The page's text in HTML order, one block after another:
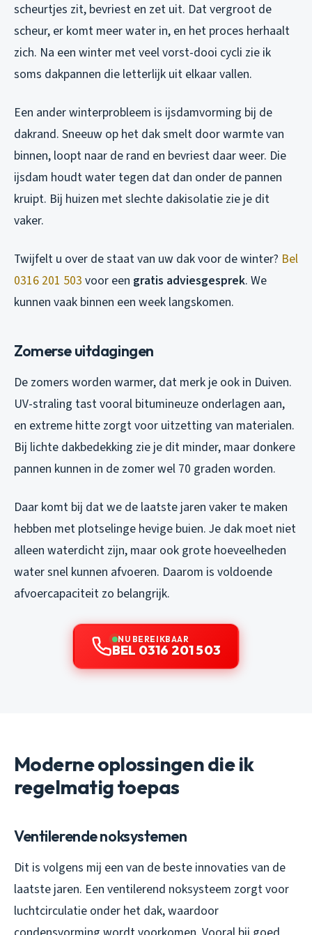
scheurtjes zit, bevriest en zet uit. Dat vergroot de
scheur, er komt meer water in, en het proces herhaalt
zich. Na een winter met veel vorst-dooi cycli zie ik
soms dakpannen die letterlijk uit elkaar vallen.
Een ander winterprobleem is ijsdamvorming bij de
dakrand. Sneeuw op het dak smelt door warmte van
binnen, loopt naar de rand en bevriest daar weer. Die
ijsdam houdt water tegen dat dan onder de pannen
kruipt. Bij huizen met slechte dakisolatie zie je dit
vaker.
Twijfelt u over de staat van uw dak voor de winter? Bel
0316 201 503 voor een gratis adviesgesprek. We
kunnen vaak binnen een week langskomen.
Zomerse uitdagingen
De zomers worden warmer, dat merk je ook in Duiven.
UV-straling tast vooral bitumineuze onderlagen aan,
en extreme hitte zorgt voor uitzetting van materialen.
Bij lichte dakbedekking zie je dit minder, maar donkere
pannen kunnen in de zomer wel 70 graden worden.
Daar komt bij dat we de laatste jaren vaker te maken
hebben met plotselinge hevige buien. Je dak moet niet
alleen waterdicht zijn, maar ook grote hoeveelheden
water snel kunnen afvoeren. Daarom is voldoende
afvoercapaciteit zo belangrijk.
NU BEREIKBAAR
BEL 0316 201 503
Moderne oplossingen die ik
regelmatig toepas
Ventilerende noksystemen
Dit is volgens mij een van de beste innovaties van de
laatste jaren. Een ventilerend noksysteem zorgt voor
luchtcirculatie onder het dak, waardoor